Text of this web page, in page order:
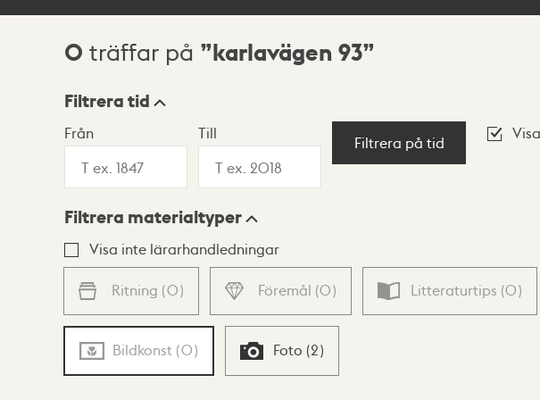
Sökresultat
0 träffar på karlavägen 93
Visningsläge
Lista Karta
Filtrera tid
Från Till
Filtrera på tid
Filtrera materialtyper
Visa inte lärarhandledningar
Ritning (0) Föremål (0) Litteraturtips (0)
Bildkonst (0) Foto (2)